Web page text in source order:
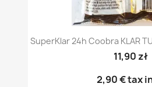
SuperKlar 24h Coobra KLAR
11,90 zł
2,90 €tax